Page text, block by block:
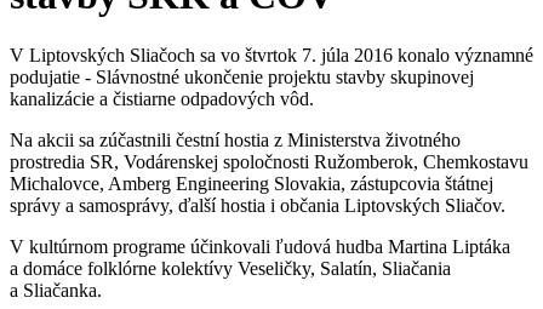
V Liptovských Sliačoch sa vo štvrtok 7. júla 2016 konalo významné
podujatie - Slávnostné ukončenie projektu stavby skupinovej
kanalizácie a čistiarne odpadových vôd.
Na akcii sa zúčastnili čestní hostia z Ministerstva životného
prostredia SR, Vodárenskej spoločnosti Ružomberok, Chemkostavu
Michalovce, Amberg Engineering Slovakia, zástupcovia štátnej
správy a samosprávy, ďalší hostia i občania Liptovských Sliačov.
V kultúrnom programe účinkovali ľudová hudba Martina Liptáka
a domáce folklórne kolektívy Veseličky, Salatín, Sliačania
a Sliačanka.